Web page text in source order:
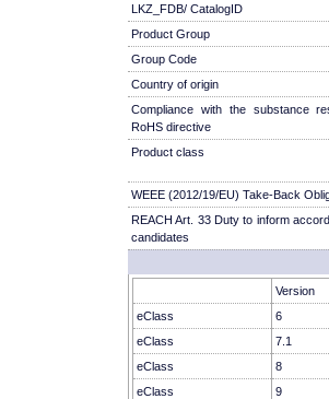
LKZ_FDB/ CatalogID
Product Group
Group Code
Country of origin
Compliance with the substance
RoHS directive
Product class
WEEE (2012/19/EU) Take-Back
REACH Art. 33 Duty to inform
candidates
Version
eClass
6
eClass
7.1
eClass
8
eClass
9